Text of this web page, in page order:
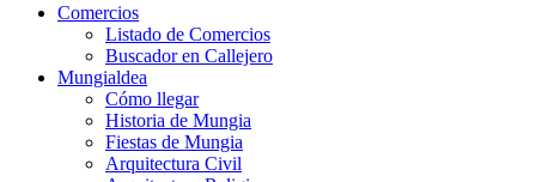
Comercios
Listado de Comercios
Buscador en Callejero
Mungialdea
Cómo llegar
Historia de Mungia
Fiestas de Mungia
Arquitectura Civil